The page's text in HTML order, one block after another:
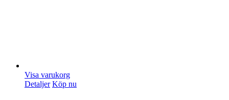
Visa varukorg
Detaljer Köp nu